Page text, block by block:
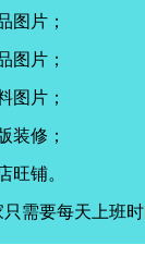
图片；
图片；
图片；
装修；
旺铺。
需要每天上班